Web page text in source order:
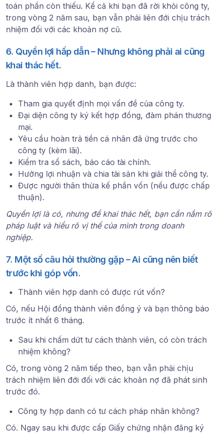
toán phần còn thiếu. Kể cả khi bạn đã rời khỏi công ty,
trong vòng 2 năm sau, bạn vẫn phải liên đới chịu trách
nhiệm đối với các khoản nợ cũ.
6. Quyền lợi hấp dẫn – Nhưng không phải ai cũng
khai thác hết.
Là thành viên hợp danh, bạn được:
Tham gia quyết định mọi vấn đề của công ty.
Đại diện công ty ký kết hợp đồng, đàm phán thương
mại.
Yêu cầu hoàn trả tiền cá nhân đã ứng trước cho
công ty (kèm lãi).
Kiểm tra sổ sách, báo cáo tài chính.
Hưởng lợi nhuận và chia tài sản khi giải thể công ty.
Được người thân thừa kế phần vốn (nếu được chấp
thuận).
Quyền lợi là có, nhưng để khai thác hết, bạn cần nắm rõ
pháp luật và hiểu rõ vị thế của mình trong doanh
nghiệp.
7. Một số câu hỏi thường gặp – Ai cũng nên biết
trước khi góp vốn.
Thành viên hợp danh có được rút vốn?
Có, nếu Hội đồng thành viên đồng ý và bạn thông báo
trước ít nhất 6 tháng.
Sau khi chấm dứt tư cách thành viên, có còn trách
nhiệm không?
Có, trong vòng 2 năm tiếp theo, bạn vẫn phải chịu
trách nhiệm liên đới đối với các khoản nợ đã phát sinh
trước đó.
Công ty hợp danh có tư cách pháp nhân không?
Có. Ngay sau khi được cấp Giấy chứng nhận đăng ký